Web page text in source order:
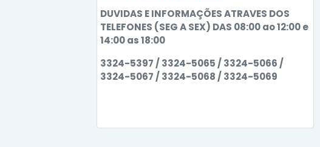
DUVIDAS E INFORMAÇÕES ATRAVES DOS
TELEFONES (SEG A SEX) DAS 08:00 ao 12:00 e
14:00 as 18:00
3324-5397 / 3324-5065 / 3324-5066 /
3324-5067 / 3324-5068 / 3324-5069